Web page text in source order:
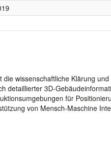
wissenschaftliche Klärung
detaillierter 3D-
für
von Mensch-Maschine